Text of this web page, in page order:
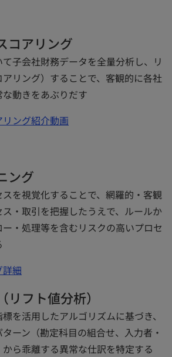
コアリング
子会社財務データを全量分析し、リ
リング）することで、客観的に各社
動きをあぶりだす
ング紹介動画
ング
を視覚化することで、網羅的・客観
・取引を把握したうえで、ルールか
・処理等を含むリスクの高いプロセ
細
フト値分析）
を活用したアルゴリズムに基づき、
ーン（勘定科目の組合せ、入力者・
ら乖離する異常な仕訳を特定する